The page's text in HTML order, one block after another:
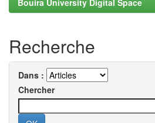
Bouira University Digital Space
Recherche
Dans :
Chercher